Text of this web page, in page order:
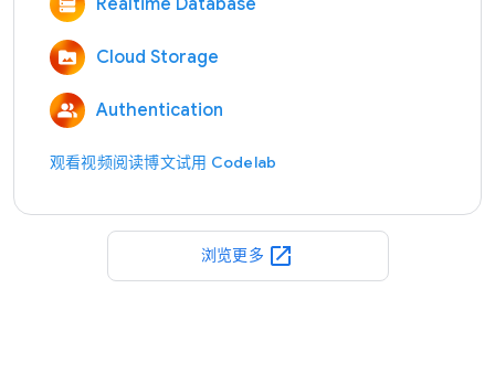
Realtime Database
Cloud Storage
Authentication
观看视频阅读博文试用 Codelab
浏览更多 open_in_new